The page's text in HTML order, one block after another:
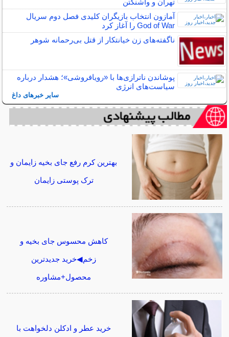
تهران و واشنگتن
آمازون انتخاب بازیگران کلیدی فصل دوم سریال
God of War را آغاز کرد
ناگفته‌های زن خیانتکار از قتل بی‌رحمانه شوهر
پوشاندن ناترازی‌ها با «رویافروشی»؛ هشدار درباره
سیاست‌های انرژی
سایر خبرهای داغ
بهترین کرم رفع جای بخیه زایمان و
ترک پوستی زایمان
کاهش محسوس جای بخیه و
زخم◀خرید جدیدترین
محصول+مشاوره
خرید عطر و ادکلن دلخواهت با